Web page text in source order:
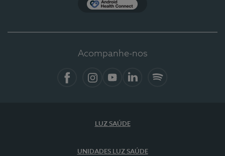
Acompanhe-nos
LUZ SAÚDE
UNIDADES LUZ SAÚDE